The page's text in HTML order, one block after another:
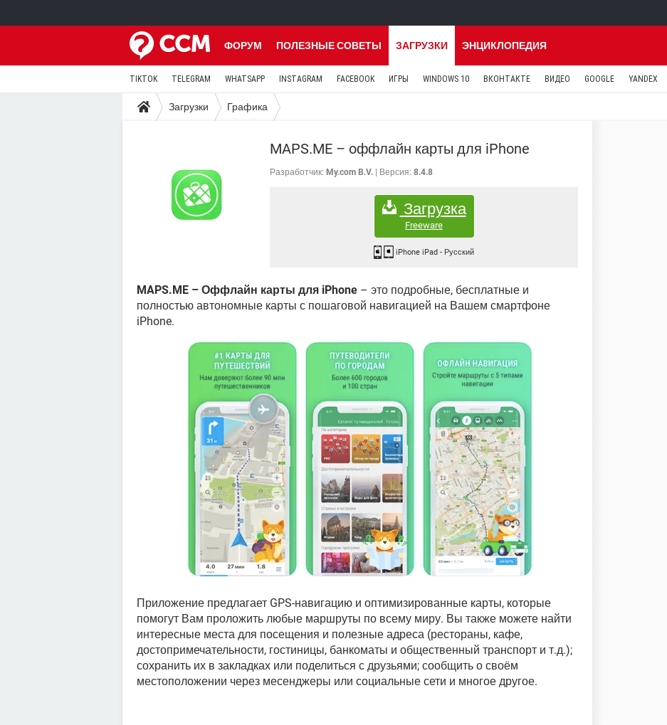
ФОРУМ ПОЛЕЗНЫЕ СОВЕТЫ ЗАГРУЗКИ ЭНЦИКЛОПЕДИЯ
TIKTOK TELEGRAM WHATSAPP INSTAGRAM FACEBOOK ИГРЫ WINDOWS 10 ВКОНТАКТЕ ВИДЕО GOOGLE YANDEX
Загрузки Графика
MAPS.ME – oффлайн карты для iPhone
Разработчик: My.com B.V. Версия: 8.4.8
Загрузка
Freeware
iPhone iPad - Русский
MAPS.ME – Оффлайн карты для iPhone – это подробные, бесплатные и
полностью автономные карты с пошаговой навигацией на Вашем смартфоне
iPhone.
Приложение предлагает GPS-навигацию и оптимизированные карты, которые
помогут Вам проложить любые маршруты по всему миру. Вы также можете найти
интересные места для посещения и полезные адреса (рестораны, кафе,
достопримечательности, гостиницы, банкоматы и общественный транспорт и т.д.);
сохранить их в закладках или поделиться с друзьями; сообщить о своём
местоположении через месенджеры или социальные сети и многое другое.